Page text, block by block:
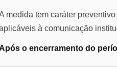
medida tem caráter
à comunicação
o encerramento do